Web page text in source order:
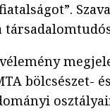
bölcsészet- és